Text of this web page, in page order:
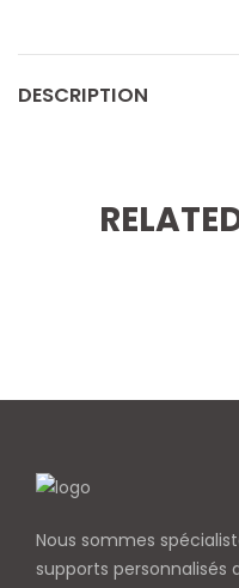
DESCRIPTION
Nous sommes
supports personnalisés